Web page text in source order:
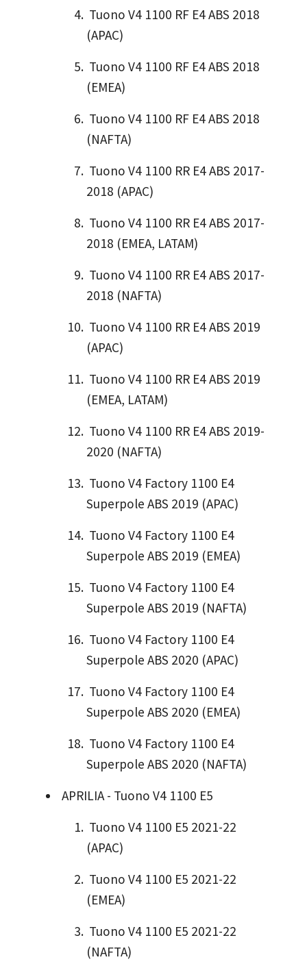
Tuono V4 1100 RF E4 ABS 2018
(APAC)
Tuono V4 1100 RF E4 ABS 2018
(EMEA)
Tuono V4 1100 RF E4 ABS 2018
(NAFTA)
Tuono V4 1100 RR E4 ABS 2017-
2018 (APAC)
Tuono V4 1100 RR E4 ABS 2017-
2018 (EMEA, LATAM)
Tuono V4 1100 RR E4 ABS 2017-
2018 (NAFTA)
Tuono V4 1100 RR E4 ABS 2019
(APAC)
Tuono V4 1100 RR E4 ABS 2019
(EMEA, LATAM)
Tuono V4 1100 RR E4 ABS 2019-
2020 (NAFTA)
Tuono V4 Factory 1100 E4
Superpole ABS 2019 (APAC)
Tuono V4 Factory 1100 E4
Superpole ABS 2019 (EMEA)
Tuono V4 Factory 1100 E4
Superpole ABS 2019 (NAFTA)
Tuono V4 Factory 1100 E4
Superpole ABS 2020 (APAC)
Tuono V4 Factory 1100 E4
Superpole ABS 2020 (EMEA)
Tuono V4 Factory 1100 E4
Superpole ABS 2020 (NAFTA)
APRILIA - Tuono V4 1100 E5
Tuono V4 1100 E5 2021-22
(APAC)
Tuono V4 1100 E5 2021-22
(EMEA)
Tuono V4 1100 E5 2021-22
(NAFTA)